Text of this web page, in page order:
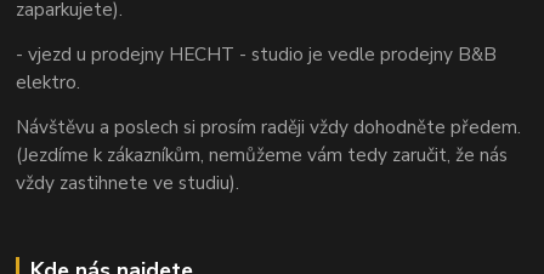
zaparkujete).
- vjezd u prodejny HECHT - studio je vedle prodejny B&B
elektro.
Návštěvu a poslech si prosím raději vždy dohodněte předem.
(Jezdíme k zákazníkům, nemůžeme vám tedy zaručit, že nás
vždy zastihnete ve studiu).